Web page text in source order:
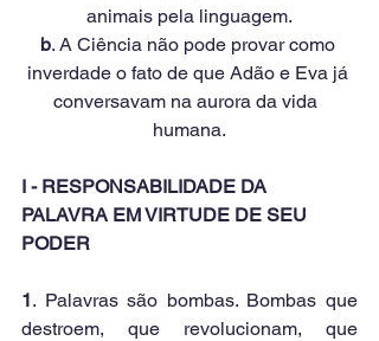
animais pela linguagem.
b. A Ciência não pode provar como
inverdade o fato de que Adão e Eva já
conversavam na aurora da vida
humana.
I - RESPONSABILIDADE DA
PALAVRA EM VIRTUDE DE SEU
PODER
1. Palavras são bombas. Bombas que
destroem, que revolucionam, que